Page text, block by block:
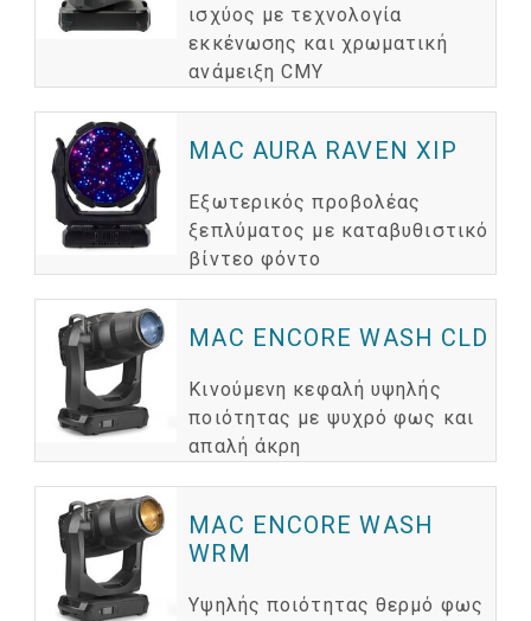
ισχύος με τεχνολογία
εκκένωσης και χρωματική
ανάμειξη CMY
MAC AURA RAVEN XIP
Εξωτερικός προβολέας
ξεπλύματος με καταβυθιστικό
βίντεο φόντο
MAC ENCORE WASH CLD
Κινούμενη κεφαλή υψηλής
ποιότητας με ψυχρό φως και
απαλή άκρη
MAC ENCORE WASH
WRM
Υψηλής ποιότητας θερμό φως